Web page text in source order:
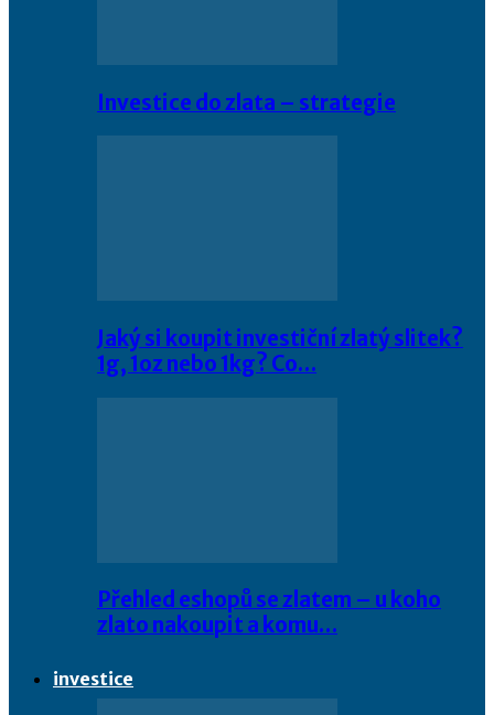
Investice do zlata – strategie
Jaký si koupit investiční zlatý slitek?
1g, 1oz nebo 1kg? Co…
Přehled eshopů se zlatem – u koho
zlato nakoupit a komu…
investice